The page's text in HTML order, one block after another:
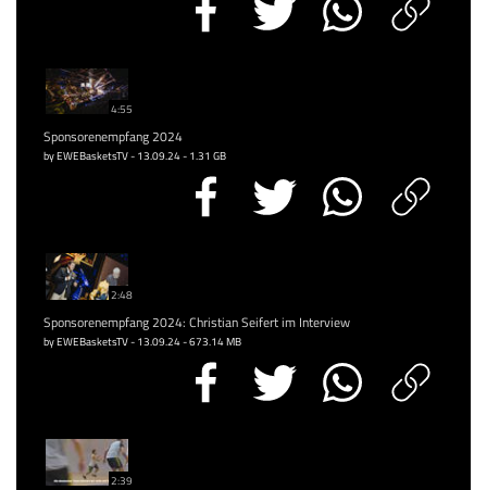
4:55
Sponsorenempfang 2024
by EWEBasketsTV - 13.09.24 - 1.31 GB
2:48
Sponsorenempfang 2024: Christian Seifert im Interview
by EWEBasketsTV - 13.09.24 - 673.14 MB
2:39